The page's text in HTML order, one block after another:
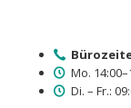
Mo.
Di. – Fr.: